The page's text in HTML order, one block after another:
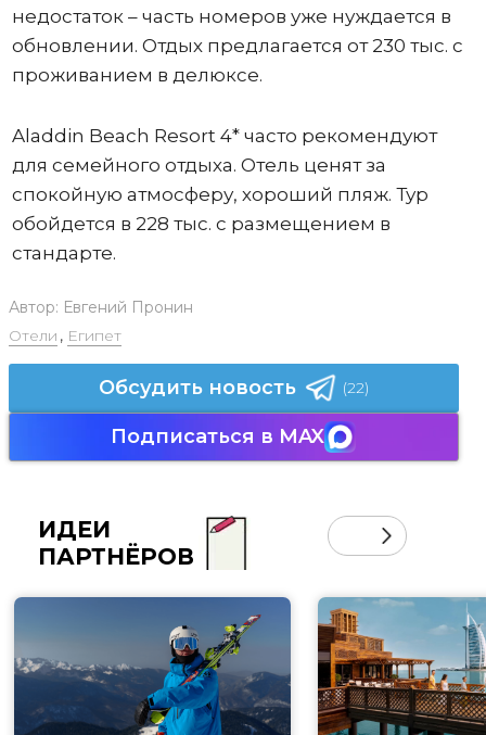
недостаток – часть номеров уже нуждается в
обновлении. Отдых предлагается от 230 тыс. с
проживанием в делюксе.
Aladdin Beach Resort 4* часто рекомендуют
для семейного отдыха. Отель ценят за
спокойную атмосферу, хороший пляж. Тур
обойдется в 228 тыс. с размещением в
стандарте.
Автор: Евгений Пронин
Отели , Египет
Обсудить новость (22)
Подписаться в MAX
ИДЕИ
ПАРТНЁРОВ